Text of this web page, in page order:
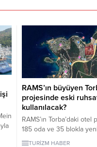
RAMS’ın büyüyen
projesinde eski
kullanılacak?
RAMS’ın Torba’daki otel
185 oda ve 35 blokla
gündeme geldi. Projeye
TURİZM HABER